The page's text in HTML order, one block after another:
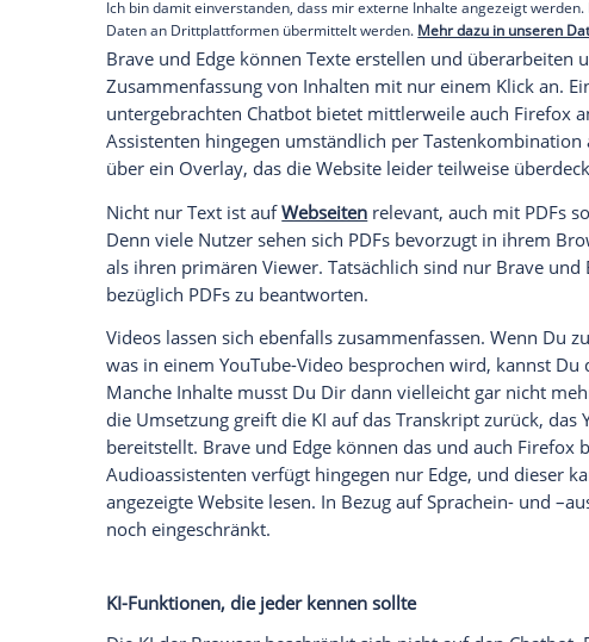
Gerade bei langen Texten sind diese
unterstützt den Entscheidungsprozess und
Lektüre des langen Artikels überhaupt lohnt.
weiter und können komplett neuen Text für
überarbeiten. Besonders praktisch sind
eingebaut hat. Wenn Du eine Website
Empfohlener externer Inhalt:
Glomex GmbH
Wir benötigen Ihre Zustimmung, um den von unserer
anzuzeigen. Sie können diesen mit einem Klick
jetzt aktivieren
Ich bin damit einverstanden, dass mir externe Inhalte
Daten an Drittplattformen übermittelt werden.
Mehr
Brave und Edge können Texte erstellen und
untergebrachten Chatbot bietet mittlerweile
Assistenten hingegen umständlich per